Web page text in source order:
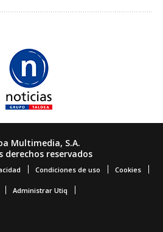
Multimedia, S.A.
derechos reservados
Condiciones de uso Cookies
Administrar Utiq